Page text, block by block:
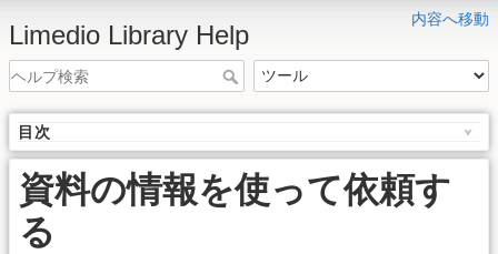
内容へ移動
Limedio Library Help
目次
資料の情報を使って依頼す
る